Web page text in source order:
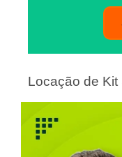
Locação de Kit